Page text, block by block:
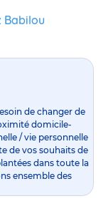
Babilou
de changer de
domicile-
/ vie personnelle
de vos souhaits de
dans toute la
ensemble des